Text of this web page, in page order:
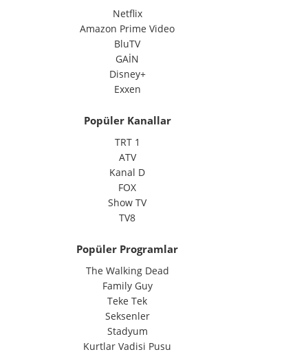
Netflix
Amazon Prime Video
BluTV
GAİN
Disney+
Exxen
Popüler Kanallar
TRT 1
ATV
Kanal D
FOX
Show TV
TV8
Popüler Programlar
The Walking Dead
Family Guy
Teke Tek
Seksenler
Stadyum
Kurtlar Vadisi Pusu